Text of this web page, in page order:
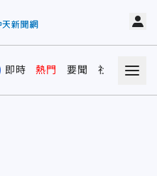
即時 熱門 要聞 社會 娛樂